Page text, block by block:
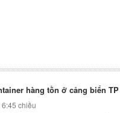
hàng tồn ở cảng biển TP
6:45 chiều